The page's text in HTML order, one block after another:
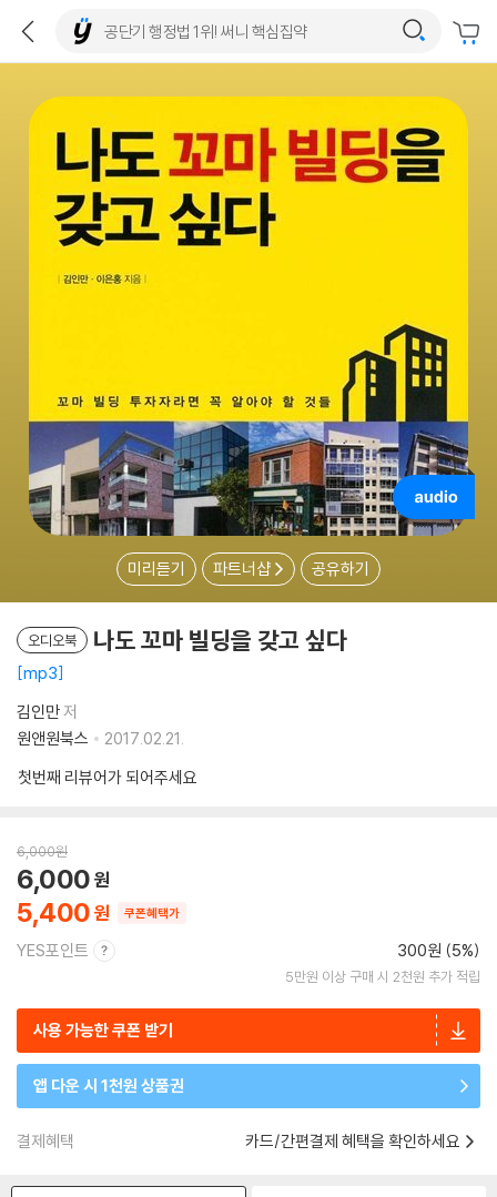
미리듣기 파트너샵 공유하기
오디오북 나도 꼬마 빌딩을 갖고 싶다
mp3
김인만저
원앤원북스
2017.02.21.
첫번째 리뷰어가 되어주세요
6,000원
5,400
6,000
쿠폰혜택가
YES포인트 300원 (5%)
5만원 이상 구매 시 2천원 추가 적립
사용 가능한 쿠폰 받기
앱 다운 시 1천원 상품권
결제혜택 카드/간편결제 혜택을 확인하세요